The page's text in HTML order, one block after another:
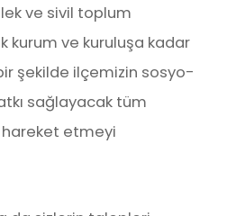
ve sivil toplum
kurum ve kuruluşa kadar
şekilde ilçemizin sosyo-
sağlayacak tüm
etmeyi